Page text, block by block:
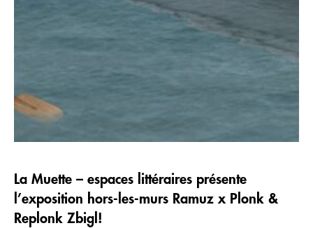
La Muette – espaces littéraires présente
l’exposition hors-les-murs Ramuz x Plonk &
Replonk Zbigl!